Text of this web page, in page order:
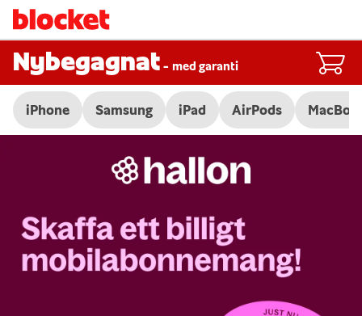
Nybegagnat - med garanti
iPhone Samsung iPad AirPods